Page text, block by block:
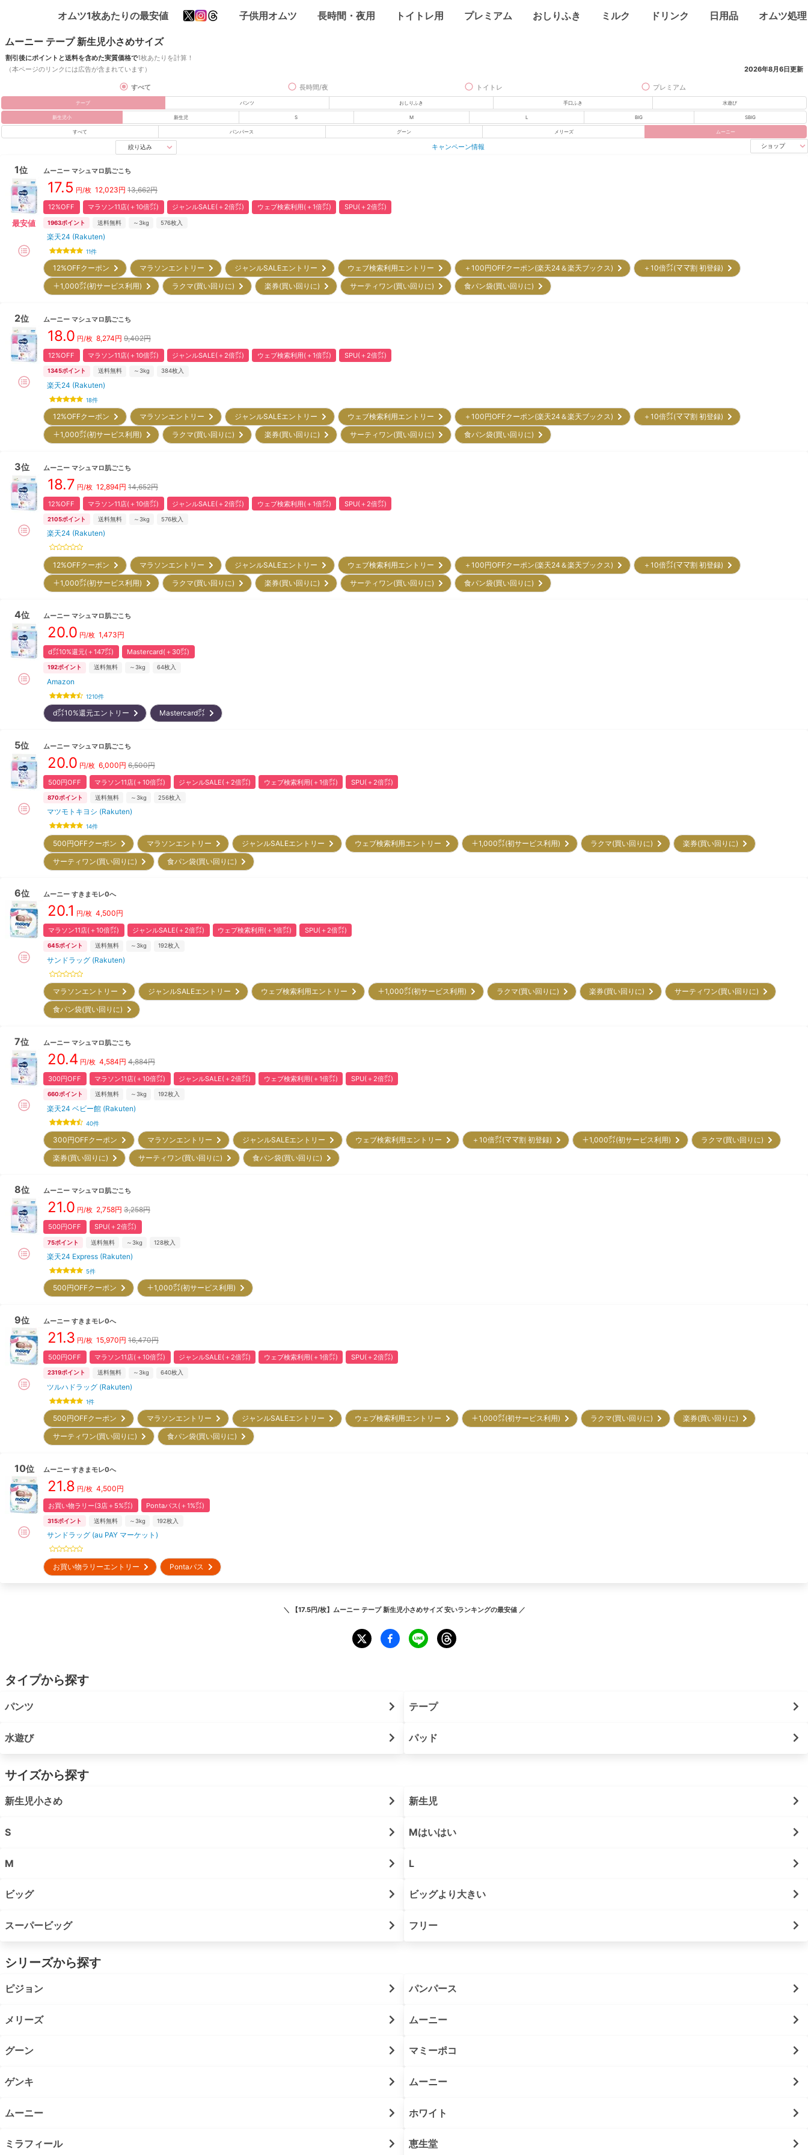
オムツ1枚あたりの最安値 子供用オムツ 長時間・夜用 トイトレ用 プレミアム おしりふき ミルク ドリンク 日用品 オムツ処理
ムーニー テープ 新生児小さめサイズ
割引後にポイントと送料を含めた実質価格で1枚あたりを計算！
（本ページのリンクには広告が含まれています）
2026年8月6日更新
すべて 長時間/夜 トイトレ プレミアム
テープ パンツ おしりふき 手口ふき 水遊び
新生児小 新生児 S M L BIG SBIG
すべて パンパース グーン メリーズ ムーニー
絞り込み キャンペーン情報 ショップ
1位
最安値
ムーニー マシュマロ肌ごこち
17.5 円/枚 12,023円 13,662円
12%OFF マラソン11店(＋10倍㌽) ジャンルSALE(＋2倍㌽) ウェブ検索利用(＋1倍㌽) SPU(＋2倍㌽)
1963ポイント 送料無料 ～3kg 576枚入
楽天24 (Rakuten)
11件
12%OFFクーポン マラソンエントリー ジャンルSALEエントリー ウェブ検索利用エントリー ＋100円OFFクーポン(楽天24＆楽天ブックス)
＋10倍㌽(ママ割 初登録)
＋1,000㌽(初サービス利用)
ラクマ(買い回りに) 楽券(買い回りに) サーティワン(買い回りに) 食パン袋(買い回りに)
2位 ムーニー マシュマロ肌ごこち
18.0 円/枚 8,274円 9,402円
12%OFF マラソン11店(＋10倍㌽) ジャンルSALE(＋2倍㌽) ウェブ検索利用(＋1倍㌽) SPU(＋2倍㌽)
1345ポイント 送料無料 ～3kg 384枚入
楽天24 (Rakuten)
18件
12%OFFクーポン マラソンエントリー ジャンルSALEエントリー ウェブ検索利用エントリー ＋100円OFFクーポン(楽天24＆楽天ブックス)
＋10倍㌽(ママ割 初登録)
＋1,000㌽(初サービス利用)
ラクマ(買い回りに) 楽券(買い回りに) サーティワン(買い回りに) 食パン袋(買い回りに)
3位 ムーニー マシュマロ肌ごこち
18.7 円/枚 12,894円 14,652円
12%OFF マラソン11店(＋10倍㌽) ジャンルSALE(＋2倍㌽) ウェブ検索利用(＋1倍㌽) SPU(＋2倍㌽)
2105ポイント 送料無料 ～3kg 576枚入
楽天24 (Rakuten)
12%OFFクーポン マラソンエントリー ジャンルSALEエントリー ウェブ検索利用エントリー ＋100円OFFクーポン(楽天24＆楽天ブックス)
＋10倍㌽(ママ割 初登録)
＋1,000㌽(初サービス利用)
ラクマ(買い回りに) 楽券(買い回りに) サーティワン(買い回りに) 食パン袋(買い回りに)
4位 ムーニー マシュマロ肌ごこち
20.0 円/枚 1,473円
d㌽10%還元(＋147㌽) Mastercard(＋30㌽)
192ポイント 送料無料 ～3kg 64枚入
Amazon
1210件
d㌽10%還元エントリー Mastercard㌽
5位 ムーニー マシュマロ肌ごこち
20.0 円/枚 6,000円 6,500円
500円OFF マラソン11店(＋10倍㌽) ジャンルSALE(＋2倍㌽) ウェブ検索利用(＋1倍㌽) SPU(＋2倍㌽)
870ポイント 送料無料 ～3kg 256枚入
マツモトキヨシ (Rakuten)
14件
500円OFFクーポン マラソンエントリー ジャンルSALEエントリー ウェブ検索利用エントリー ＋1,000㌽(初サービス利用) ラクマ(買い回りに)
楽券(買い回りに)
サーティワン(買い回りに)
食パン袋(買い回りに)
6位 ムーニー すきまモレ0へ
20.1 円/枚 4,500円
マラソン11店(＋10倍㌽) ジャンルSALE(＋2倍㌽) ウェブ検索利用(＋1倍㌽) SPU(＋2倍㌽)
645ポイント 送料無料 ～3kg 192枚入
サンドラッグ (Rakuten)
マラソンエントリー ジャンルSALEエントリー ウェブ検索利用エントリー ＋1,000㌽(初サービス利用) ラクマ(買い回りに) 楽券(買い回りに)
サーティワン(買い回りに)
食パン袋(買い回りに)
7位 ムーニー マシュマロ肌ごこち
20.4 円/枚 4,584円 4,884円
300円OFF マラソン11店(＋10倍㌽) ジャンルSALE(＋2倍㌽) ウェブ検索利用(＋1倍㌽) SPU(＋2倍㌽)
660ポイント 送料無料 ～3kg 192枚入
楽天24 ベビー館 (Rakuten)
40件
300円OFFクーポン マラソンエントリー ジャンルSALEエントリー ウェブ検索利用エントリー ＋10倍㌽(ママ割 初登録) ＋1,000㌽(初サービス利用)
ラクマ(買い回りに)
楽券(買い回りに)
サーティワン(買い回りに) 食パン袋(買い回りに)
8位 ムーニー マシュマロ肌ごこち
21.0 円/枚 2,758円 3,258円
500円OFF SPU(＋2倍㌽)
75ポイント 送料無料 ～3kg 128枚入
楽天24 Express (Rakuten)
5件
500円OFFクーポン ＋1,000㌽(初サービス利用)
9位 ムーニー すきまモレ0へ
21.3 円/枚 15,970円 16,470円
500円OFF マラソン11店(＋10倍㌽) ジャンルSALE(＋2倍㌽) ウェブ検索利用(＋1倍㌽) SPU(＋2倍㌽)
2319ポイント 送料無料 ～3kg 640枚入
ツルハドラッグ (Rakuten)
1件
500円OFFクーポン マラソンエントリー ジャンルSALEエントリー ウェブ検索利用エントリー ＋1,000㌽(初サービス利用) ラクマ(買い回りに)
楽券(買い回りに)
サーティワン(買い回りに)
食パン袋(買い回りに)
10位 ムーニー すきまモレ0へ
21.8 円/枚 4,500円
お買い物ラリー(3店＋5%㌽) Pontaパス(＋1%㌽)
315ポイント 送料無料 ～3kg 192枚入
サンドラッグ (au PAY マーケット)
お買い物ラリーエントリー Pontaパス
＼ 【17.5円/枚】ムーニー テープ 新生児小さめサイズ 安いランキングの最安値 ／
タイプから探す
パンツ テープ
水遊び パッド
サイズから探す
新生児小さめ 新生児
S Mはいはい
M L
ビッグ ビッグより大きい
スーパービッグ フリー
シリーズから探す
ピジョン パンパース
メリーズ ムーニー
グーン マミーポコ
ゲンキ ムーニー
ムーニー ホワイト
ミラフィール 恵生堂